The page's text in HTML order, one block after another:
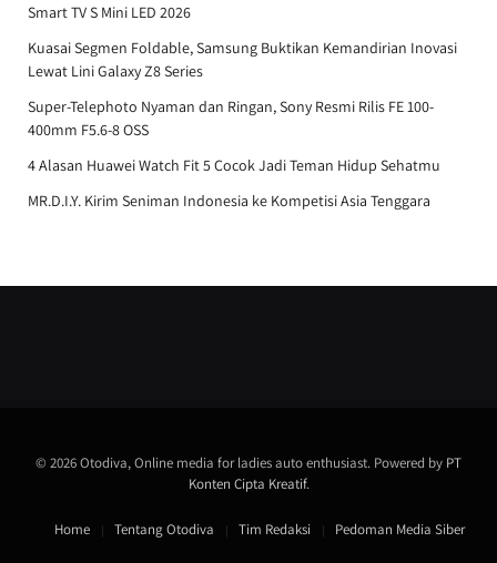
Smart TV S Mini LED 2026
Kuasai Segmen Foldable, Samsung Buktikan Kemandirian Inovasi
Lewat Lini Galaxy Z8 Series
Super-Telephoto Nyaman dan Ringan, Sony Resmi Rilis FE 100-
400mm F5.6-8 OSS
4 Alasan Huawei Watch Fit 5 Cocok Jadi Teman Hidup Sehatmu
MR.D.I.Y. Kirim Seniman Indonesia ke Kompetisi Asia Tenggara
© 2026 Otodiva, Online media for ladies auto enthusiast. Powered by PT
Konten Cipta Kreatif.
Home Tentang Otodiva Tim Redaksi Pedoman Media Siber